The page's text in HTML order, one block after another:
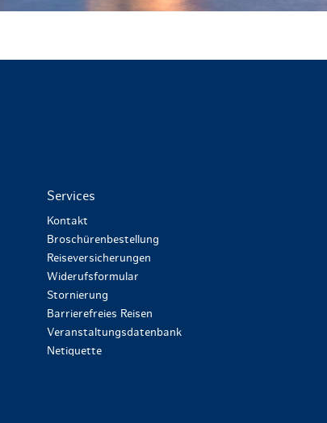
Services
Kontakt
Broschürenbestellung
Reiseversicherungen
Widerufsformular
Stornierung
Barrierefreies Reisen
Veranstaltungsdatenbank
Netiquette